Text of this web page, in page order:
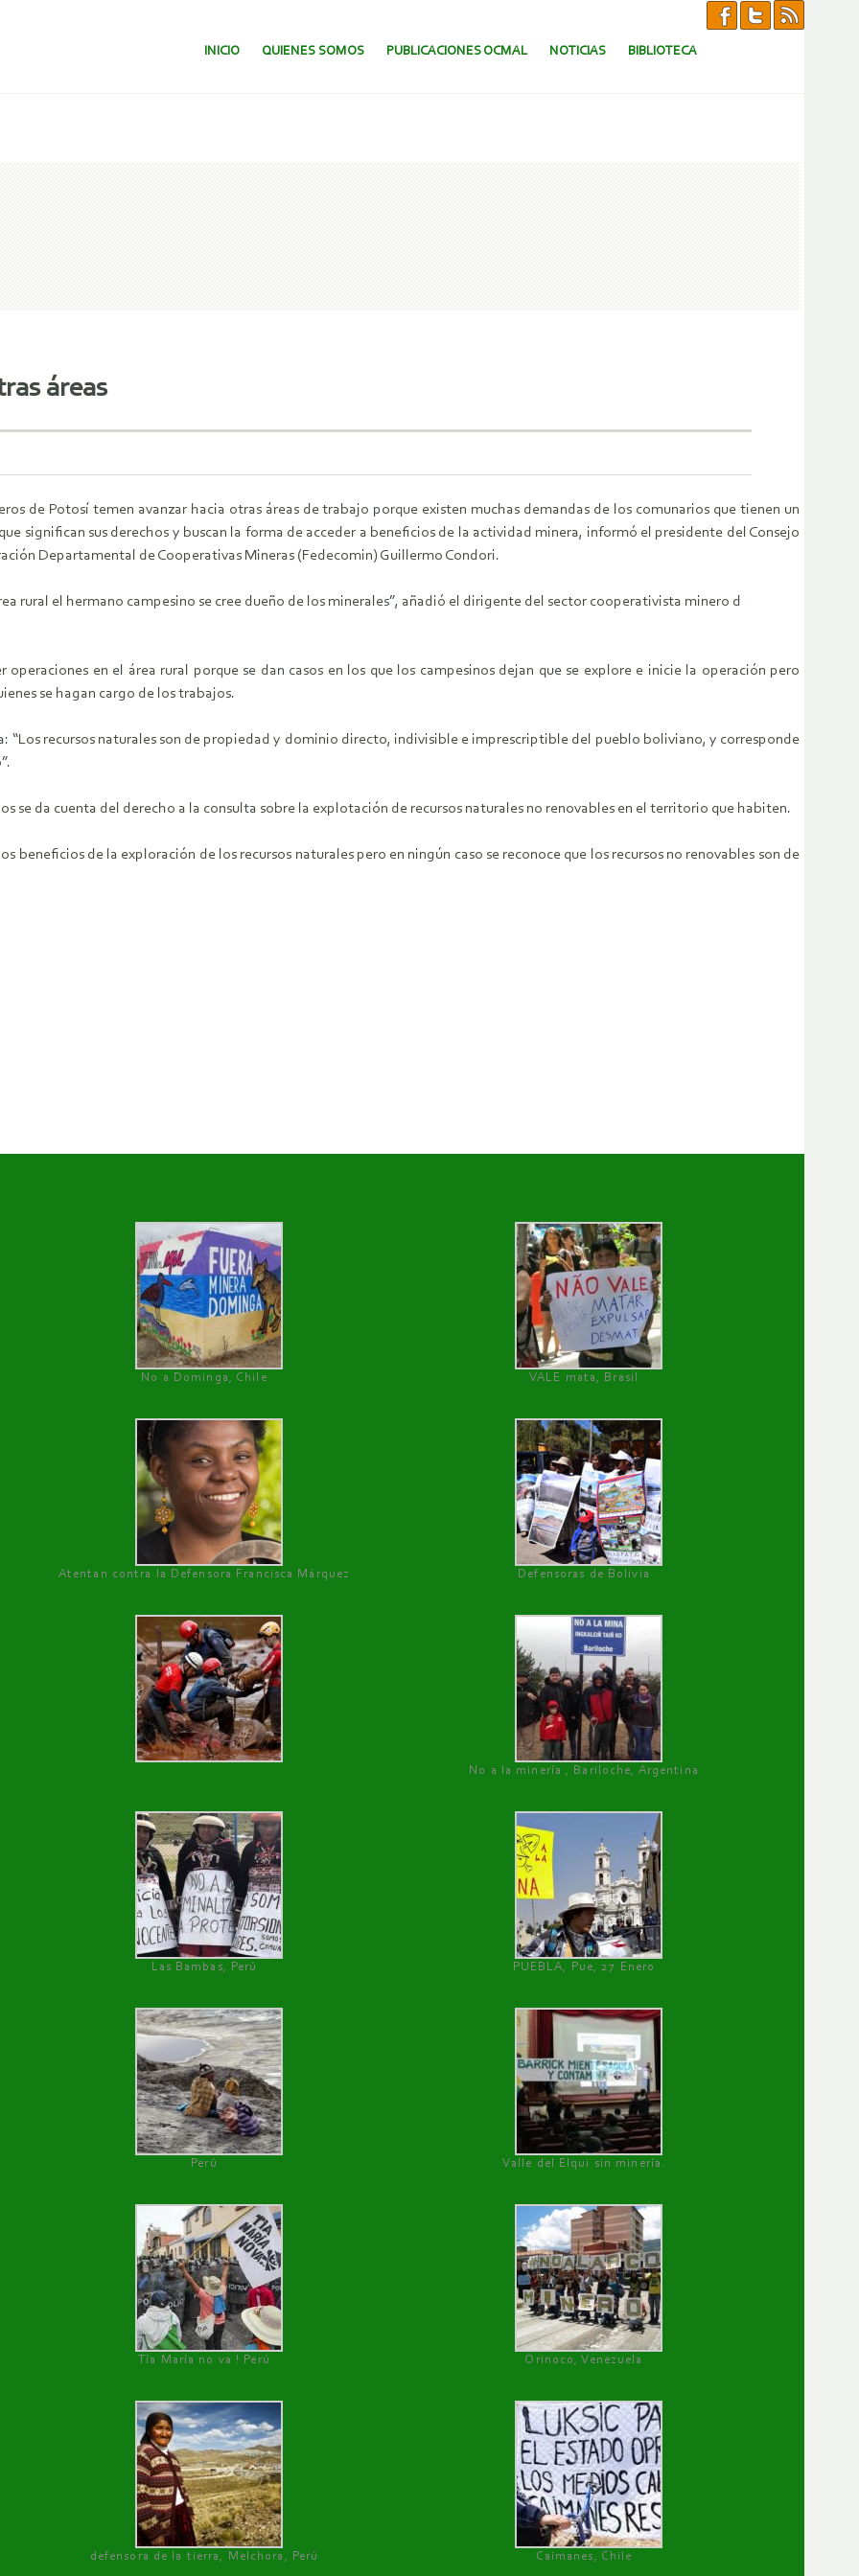
SALTAR AL CONTENIDO.
INICIO QUIENES SOMOS PUBLICACIONES OCMAL NOTICIAS BIBLIOTECA
áreas
de Potosí temen avanzar hacia otras áreas de trabajo porque existen muchas demandas de los comunarios que tienen un
significan sus derechos y buscan la forma de acceder a beneficios de la actividad minera, informó el presidente del Consejo
Departamental de Cooperativas Mineras (Fedecomin) Guillermo Condori.
rural el hermano campesino se cree dueño de los minerales”, añadió el dirigente del sector cooperativista minero d
en el área rural porque se dan casos en los que los campesinos dejan que se explore e inicie la operación pero
se hagan cargo de los trabajos.
“Los recursos naturales son de propiedad y dominio directo, indivisible e imprescriptible del pueblo boliviano, y corresponde
se da cuenta del derecho a la consulta sobre la explotación de recursos naturales no renovables en el territorio que habiten.
beneficios de la exploración de los recursos naturales pero en ningún caso se reconoce que los recursos no renovables son de
No a Dominga, Chile
VALE mata, Brasil
Atentan contra la Defensora Francisca Márquez Defensoras de Bolivia
No a la minería , Bariloche, Argentina
Las Bambas, Perú PUEBLA, Pue, 27 Enero
Perú Valle del Elqui sin minería.
Tía María no va ! Perú Orinoco, Venezuela
defensora de la tierra, Melchora, Perú Caimanes, Chile